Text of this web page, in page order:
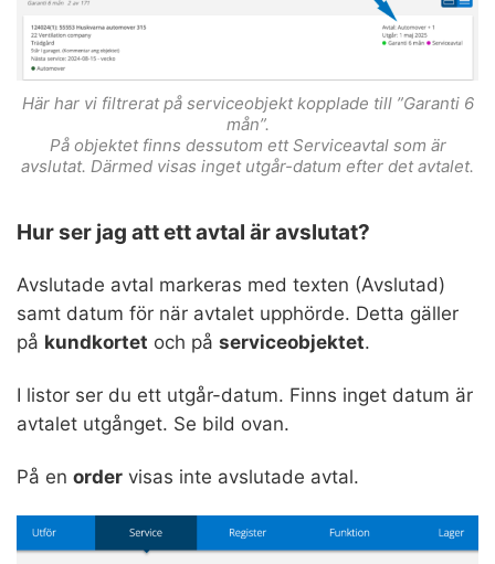
Här har vi filtrerat på serviceobjekt kopplade till ”Garanti 6
mån”.
På objektet finns dessutom ett Serviceavtal som är
avslutat. Därmed visas inget utgår-datum efter det avtalet.
Hur ser jag att ett avtal är avslutat?
Avslutade avtal markeras med texten (Avslutad)
samt datum för när avtalet upphörde. Detta gäller
på kundkortet och på serviceobjektet.
I listor ser du ett utgår-datum. Finns inget datum är
avtalet utgånget. Se bild ovan.
På en order visas inte avslutade avtal.